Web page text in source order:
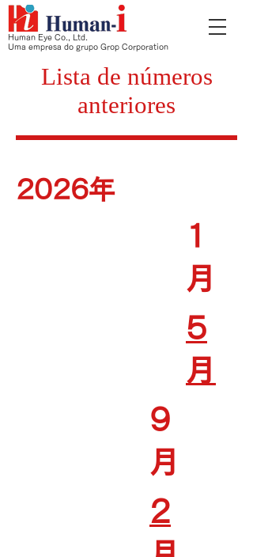
Human Eye Co., Ltd.
Uma empresa do grupo Grop Corporation
Lista de números
anteriores
2026年
1
月
5
月
9
月
2